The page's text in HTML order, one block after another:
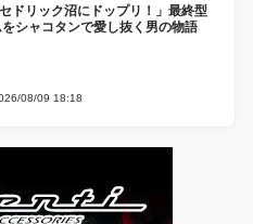
ドリック沼にドップリ！」最終型
シャコタンで愛し抜く男の物語
08/09 18:18